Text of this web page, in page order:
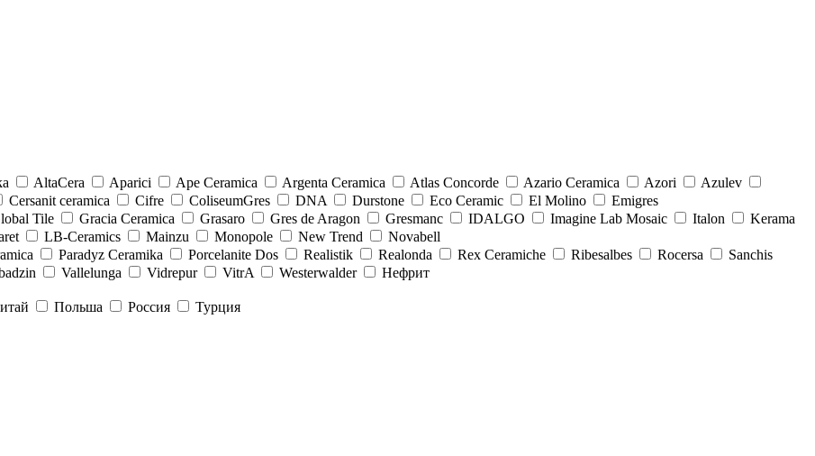
AltaCera Aparici Ape Ceramica Argenta Ceramica Atlas Concorde Azario Ceramica Azori
Azulev
Cersanit ceramica Cifre ColiseumGres DNA Durstone Eco Ceramic El Molino
Emigres
Tile Gracia Ceramica Grasaro Gres de Aragon Gresmanc IDALGO Imagine Lab Mosaic Italon
Kerama
LB-Ceramics Mainzu Monopole New Trend
Novabell
Paradyz Сeramika Porcelanite Dos Realistik Realonda Rex Ceramiche Ribesalbes Rocersa
Sanchis
Vallelunga Vidrepur VitrA Westerwalder
Нефрит
Польша Россия
Турция